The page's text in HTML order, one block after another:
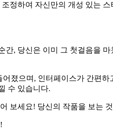
정하여 자신만의 개성 있는
, 당신은 이미 그 첫걸음을
졌으며, 인터페이스가 간편
수 있습니다.
보세요! 당신의 작품을 보는